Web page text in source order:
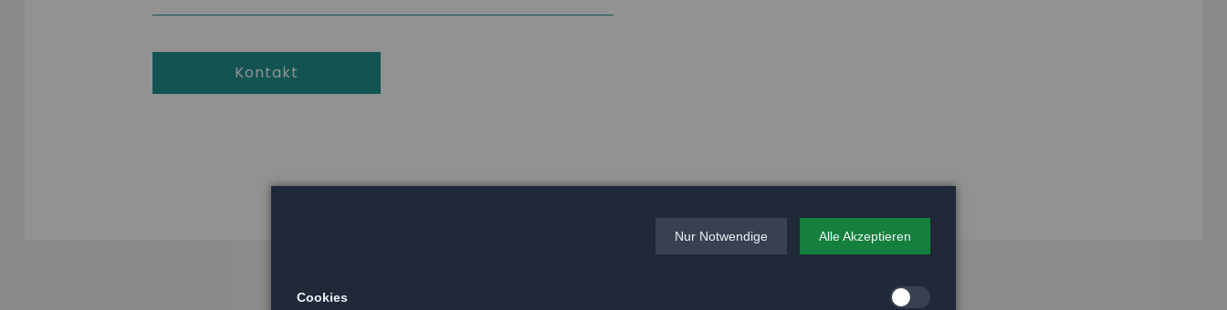
Kontakt
Nur Notwendige Alle Akzeptieren
Cookies